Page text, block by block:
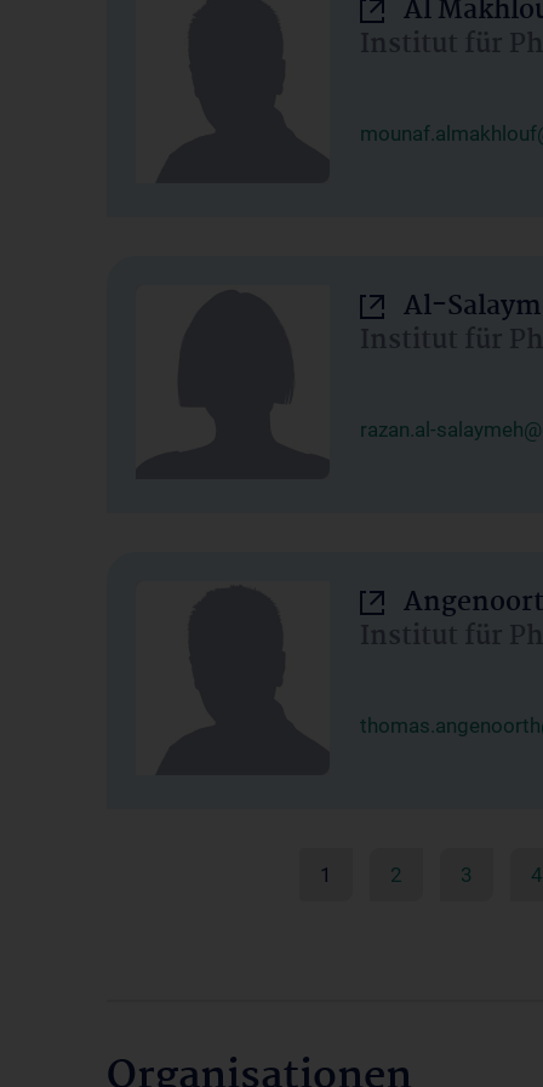
Al
Institut für
Al-
Institut für
razan.al-
Institut für
1 2 3 4